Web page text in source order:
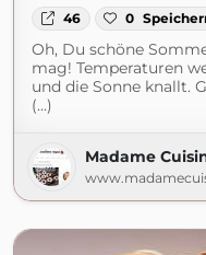
46 0
Oh, Du schöne
mag! Temperaturen
und die Sonne knallt.
(...)
Madame